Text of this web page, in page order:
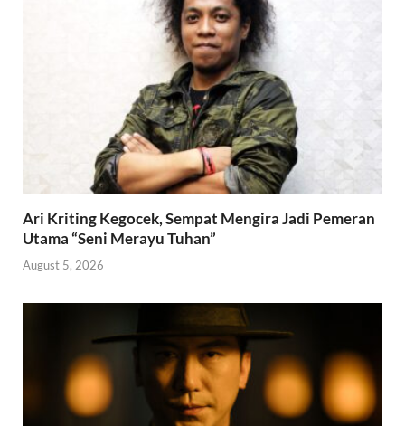
Ari Kriting Kegocek, Sempat Mengira Jadi Pemeran
Utama “Seni Merayu Tuhan”
August 5, 2026